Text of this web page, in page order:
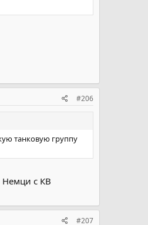
#206
танковую группу
Немци с КВ
#207